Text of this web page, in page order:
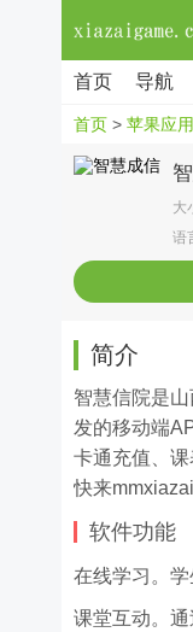
首页 导航
首页 > 苹果应用
大
语
简介
智慧信院是
发的移动端
卡通充值、
快来
软件功能
在线学习。学
课堂互动。